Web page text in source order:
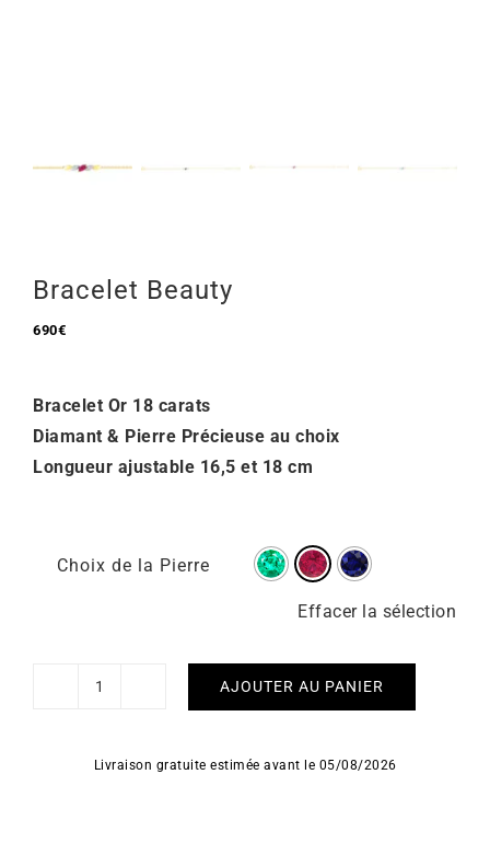
Bracelet Beauty
690€
Bracelet Or 18 carats
Diamant & Pierre Précieuse au choix
Longueur ajustable 16,5 et 18 cm
Choix de la Pierre
Effacer la sélection
quantité
Beauty
AJOUTER AU PANIER
Livraison gratuite estimée avant le 05/08/2026